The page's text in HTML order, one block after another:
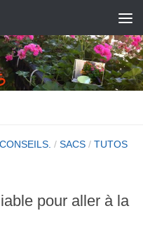
/ SACS / TUTOS
pour aller à la